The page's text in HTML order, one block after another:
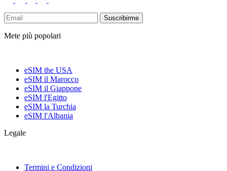
Suscribirme
Mete più popolari
eSIM the USA
eSIM il Marocco
eSIM il Giappone
eSIM l'Egitto
eSIM la Turchia
eSIM l'Albania
Legale
Termini e Condizioni